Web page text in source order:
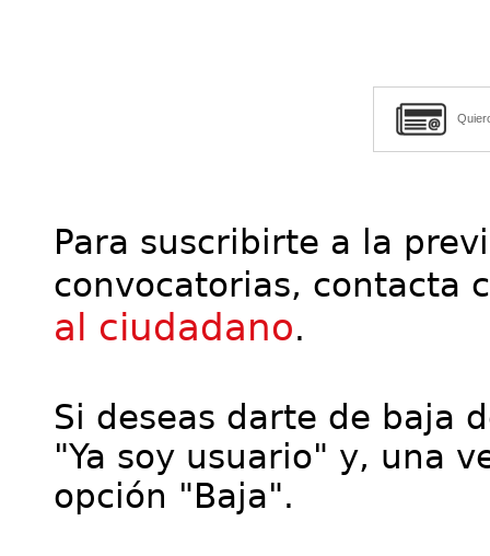
Para suscribirte a la
convocatorias, contacta
al ciudadano.
Si deseas darte de baja
"Ya soy usuario" y, una
opción "Baja".